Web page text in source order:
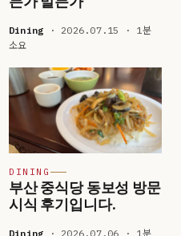
Dining · 2026.07.15 · 1분
소요
DINING
부산 중식당 동보성 방문
시식 후기입니다.
Dining · 2026.07.06 · 1분